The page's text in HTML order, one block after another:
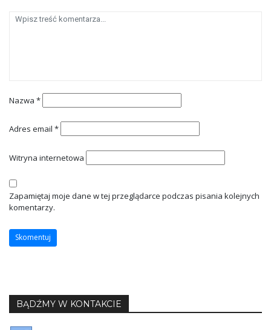
Nazwa *
Adres email *
Witryna internetowa
Zapamiętaj moje dane w tej przeglądarce podczas pisania kolejnych
komentarzy.
BĄDŹMY W KONTAKCIE